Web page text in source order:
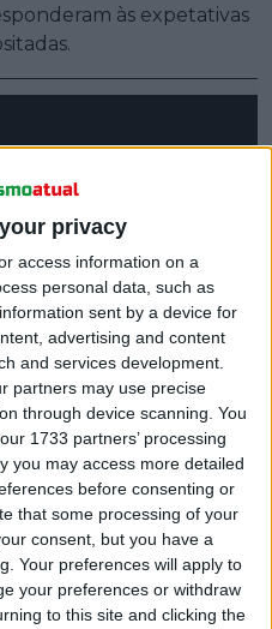
privacy
access information on a
personal data, such as
sent by a device for
advertising and content
and services development.
partners may use precise
through device scanning. You
1733 partners’ processing
you may access more detailed
before consenting or
that some processing of your
consent, but you have a
Your preferences will apply to
your preferences or withdraw
to this site and clicking the
às expetativas